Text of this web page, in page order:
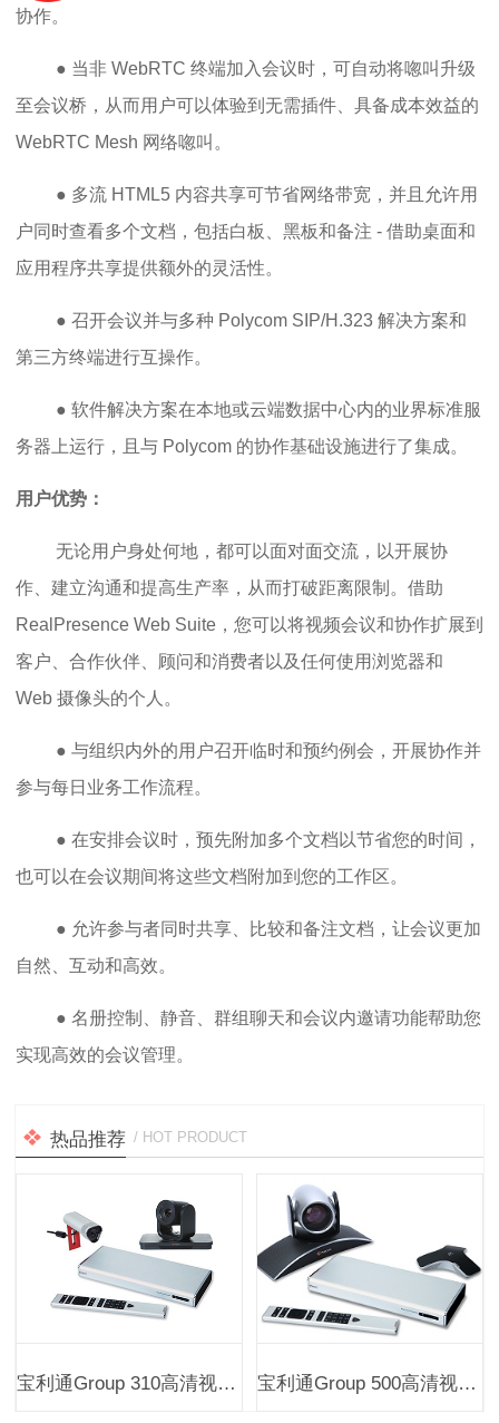
协作。
● 当非 WebRTC 终端加入会议时，可自动将唿叫升级
至会议桥，从而用户可以体验到无需插件、具备成本效益的
WebRTC Mesh 网络唿叫。
● 多流 HTML5 内容共享可节省网络带宽，并且允许用
户同时查看多个文档，包括白板、黑板和备注 - 借助桌面和
应用程序共享提供额外的灵活性。
● 召开会议并与多种 Polycom SIP/H.323 解决方案和
第三方终端进行互操作。
● 软件解决方案在本地或云端数据中心内的业界标准服
务器上运行，且与 Polycom 的协作基础设施进行了集成。
用户优势：
无论用户身处何地，都可以面对面交流，以开展协
作、建立沟通和提高生产率，从而打破距离限制。借助
RealPresence Web Suite，您可以将视频会议和协作扩展到
客户、合作伙伴、顾问和消费者以及任何使用浏览器和
Web 摄像头的个人。
● 与组织内外的用户召开临时和预约例会，开展协作并
参与每日业务工作流程。
● 在安排会议时，预先附加多个文档以节省您的时间，
也可以在会议期间将这些文档附加到您的工作区。
● 允许参与者同时共享、比较和备注文档，让会议更加
自然、互动和高效。
● 名册控制、静音、群组聊天和会议内邀请功能帮助您
实现高效的会议管理。
热品推荐 / HOT PRODUCT
宝利通Group 310高清视频会议终端 宝利通Group 500高清视频会议终端